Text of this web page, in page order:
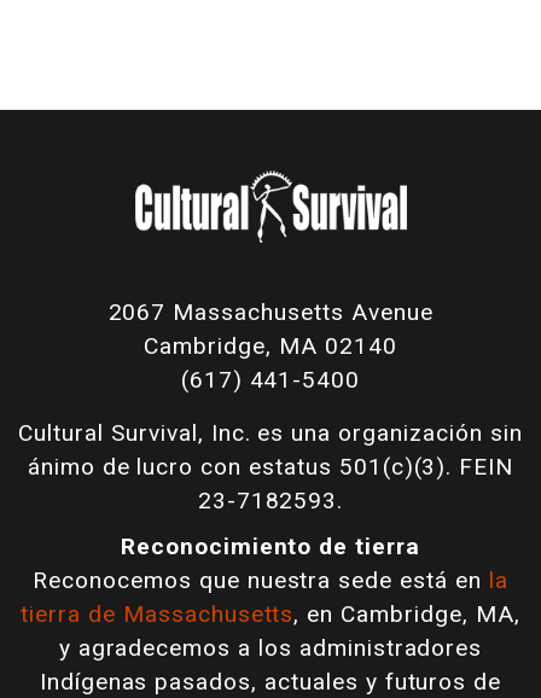
2067 Massachusetts Avenue
Cambridge, MA 02140
(617) 441-5400
Cultural Survival, Inc. es una organización sin
ánimo de lucro con estatus 501(c)(3). FEIN
23-7182593.
Reconocimiento de tierra
Reconocemos que nuestra sede está en la
tierra de Massachusetts, en Cambridge, MA,
y agradecemos a los administradores
Indígenas pasados, actuales y futuros de